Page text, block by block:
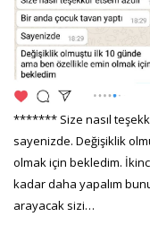
******* Size nasıl
sayenizde. Değişiklik
olmak için bekledim.
kadar daha yapalım
arayacak sizi…